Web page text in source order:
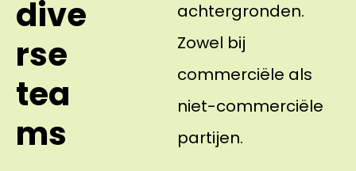
dive
rse
tea
ms
achtergronden.
Zowel bij
commerciële als
niet-commerciële
partijen.